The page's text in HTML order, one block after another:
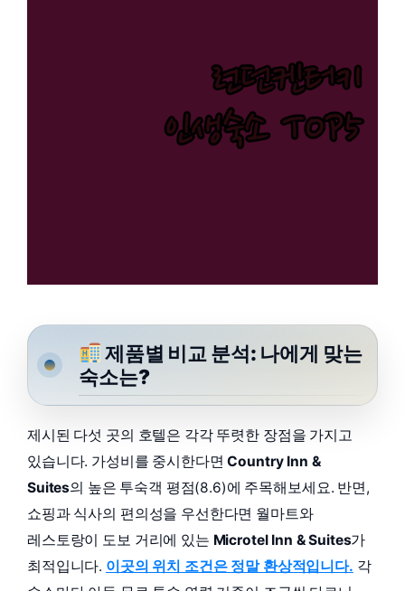
제품별 비교 분석: 나에게 맞는
숙소는?
제시된 다섯 곳의 호텔은 각각 뚜렷한 장점을 가지고
있습니다. 가성비를 중시한다면Country Inn &
Suites의 높은 투숙객 평점(8.6)에 주목해보세요. 반면,
쇼핑과 식사의 편의성을 우선한다면 월마트와
레스토랑이 도보 거리에 있는 Microtel Inn & Suites가
최적입니다. 이곳의 위치 조건은 정말 환상적입니다. 각